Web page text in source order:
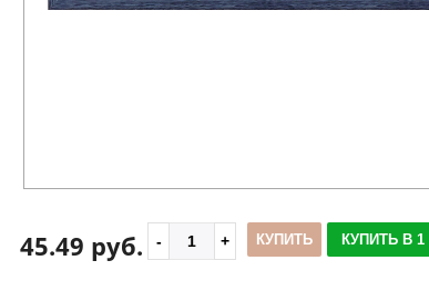
45.49 руб. КУПИТЬ КУПИТЬ В 1